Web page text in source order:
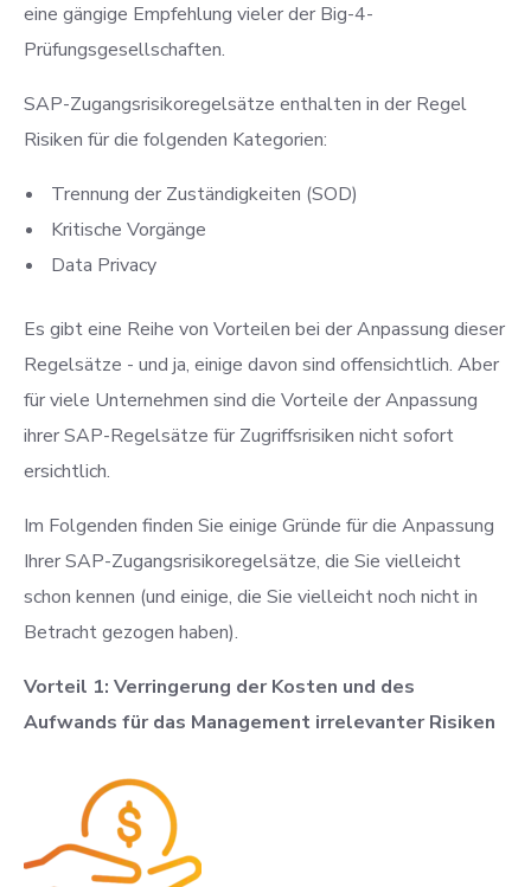
eine gängige Empfehlung vieler der Big-4-
Prüfungsgesellschaften.
SAP-Zugangsrisikoregelsätze enthalten in der Regel
Risiken für die folgenden Kategorien:
Trennung der Zuständigkeiten (SOD)
Kritische Vorgänge
Data Privacy
Es gibt eine Reihe von Vorteilen bei der Anpassung dieser
Regelsätze - und ja, einige davon sind offensichtlich. Aber
für viele Unternehmen sind die Vorteile der Anpassung
ihrer SAP-Regelsätze für Zugriffsrisiken nicht sofort
ersichtlich.
Im Folgenden finden Sie einige Gründe für die Anpassung
Ihrer SAP-Zugangsrisikoregelsätze, die Sie vielleicht
schon kennen (und einige, die Sie vielleicht noch nicht in
Betracht gezogen haben).
Vorteil 1: Verringerung der Kosten und des
Aufwands für das Management irrelevanter Risiken